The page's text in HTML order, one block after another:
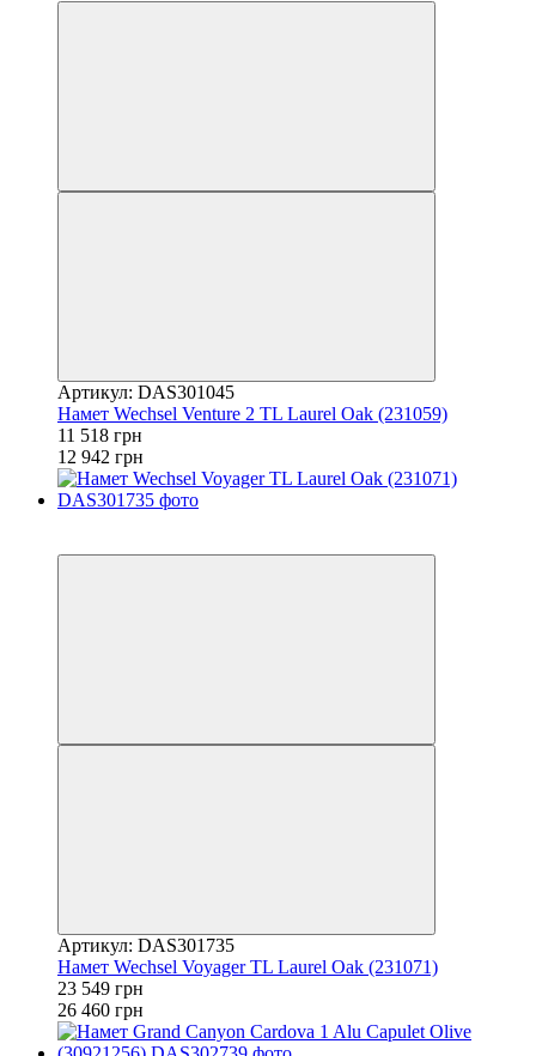
Артикул: DAS301045
Намет Wechsel Venture 2 TL Laurel Oak (231059)
11 518 грн
12 942 грн
Артикул: DAS301735
Намет Wechsel Voyager TL Laurel Oak (231071)
23 549 грн
26 460 грн